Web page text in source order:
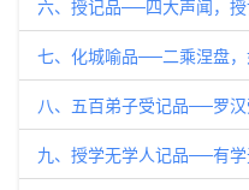
六、授记品──四大声闻，
七、化城喻品──二乘涅盘
八、五百弟子受记品──罗
九、授学无学人记品──有